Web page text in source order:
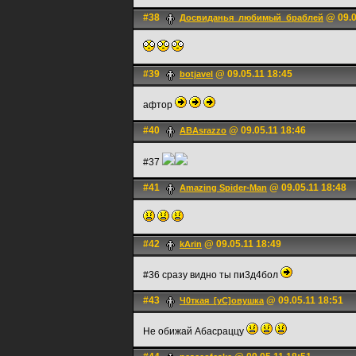
#38 Досвиданья_любимый_браблей @
#39 botjavel @ 09.05.11 18:45
афтор
#40 ABAsrazzo @ 09.05.11 18:46
#37
#41 Amazing Spider-Man @ 09.05.11 18:48
#42 kArin @ 09.05.11 18:49
#36 сразу видно ты пи3д4бол
#43 Ч0ткая_[уС]овушка@ 09.05.11 18:51
Не обижай Абасраццу